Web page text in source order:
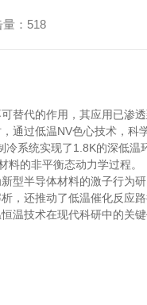
量：518
替代的作用，其应用已渗
通过低温NV色心技术，科
冷系统实现了1.8K的深低
的非平衡态动力学过程。
型半导体材料的激子行为
，还推动了低温催化反应路
温技术在现代科研中的关